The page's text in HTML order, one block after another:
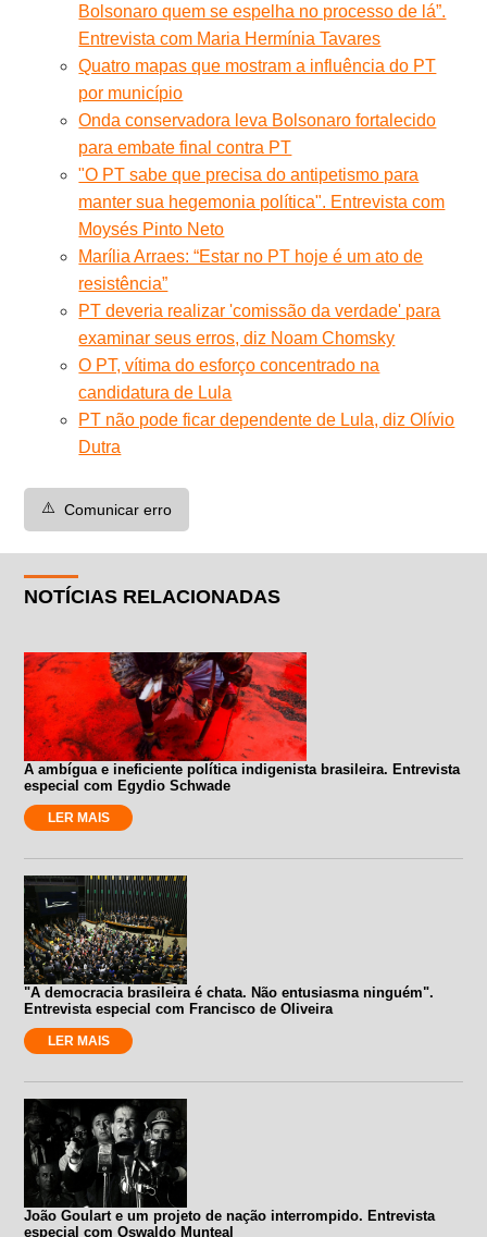
Bolsonaro quem se espelha no processo de lá”.
Entrevista com Maria Hermínia Tavares
Quatro mapas que mostram a influência do PT
por município
Onda conservadora leva Bolsonaro fortalecido
para embate final contra PT
"O PT sabe que precisa do antipetismo para
manter sua hegemonia política". Entrevista com
Moysés Pinto Neto
Marília Arraes: “Estar no PT hoje é um ato de
resistência”
PT deveria realizar 'comissão da verdade' para
examinar seus erros, diz Noam Chomsky
O PT, vítima do esforço concentrado na
candidatura de Lula
PT não pode ficar dependente de Lula, diz Olívio
Dutra
⚠️ Comunicar erro
NOTÍCIAS RELACIONADAS
A ambígua e ineficiente política indigenista brasileira. Entrevista
especial com Egydio Schwade
LER MAIS
"A democracia brasileira é chata. Não entusiasma ninguém".
Entrevista especial com Francisco de Oliveira
LER MAIS
João Goulart e um projeto de nação interrompido. Entrevista
especial com Oswaldo Munteal